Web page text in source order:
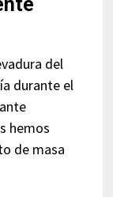
del
durante el
hemos
de masa